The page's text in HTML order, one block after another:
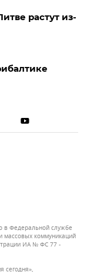
растут из-
в Федеральной службе
массовых коммуникаций
ИА № ФС 77 -
сегодня»,